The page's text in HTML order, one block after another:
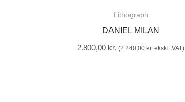
Lithograph
DANIEL MILAN
2.800,00 kr. (2.240,00 kr. ekskl. VAT)